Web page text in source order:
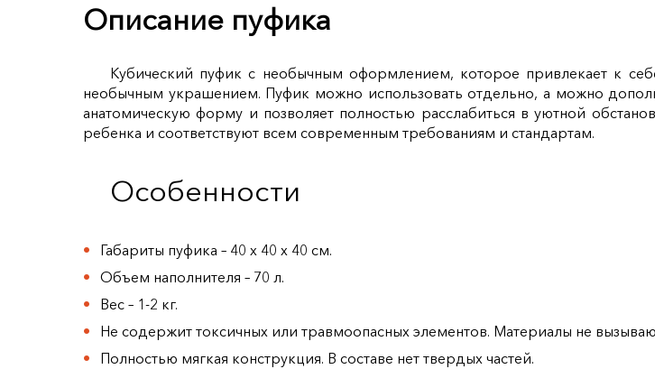
Описание пуфика
Кубический пуфик с необычным оформлением, которое привлекает к
необычным украшением. Пуфик можно использовать отдельно, а можно
анатомическую форму и позволяет полностью расслабиться в уютной
ребенка и соответствуют всем современным требованиям и стандартам.
Особенности
Габариты пуфика – 40 х 40 х 40 см.
Объем наполнителя – 70 л.
Вес – 1-2 кг.
Не содержит токсичных или травмоопасных элементов. Материалы не
Полностью мягкая конструкция. В составе нет твердых частей.